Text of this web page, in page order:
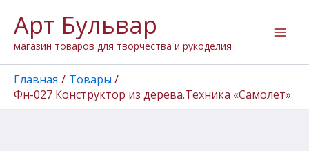
содержимому
Арт Бульвар
магазин товаров для творчества и рукоделия
Главная
Товары
Фн-027 Конструктор из дерева.Техника «Самолет»